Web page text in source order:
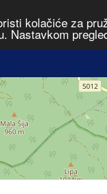
kolačiće za
Nastavkom